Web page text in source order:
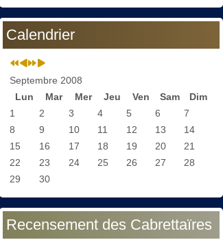
Calendrier
Septembre 2008
Lun
Mar Mer Jeu Ven Sam
Dim
1
2 3 4 5 6
7
8
9 10 11 12 13
14
15
16 17 18 19 20
21
22
23 24 25 26 27
28
29
30
Recensement des Cabrettaïres